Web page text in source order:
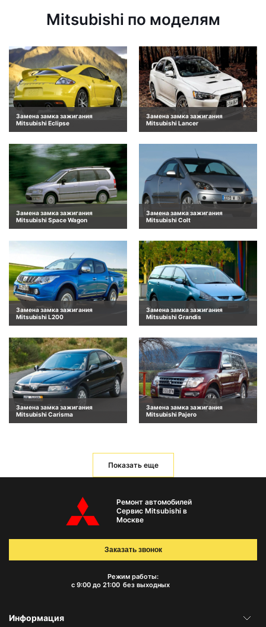
Mitsubishi по моделям
Замена замка зажигания
Mitsubishi Eclipse
Замена замка зажигания
Mitsubishi Lancer
Замена замка зажигания
Mitsubishi Space Wagon
Замена замка зажигания
Mitsubishi Colt
Замена замка зажигания
Mitsubishi L200
Замена замка зажигания
Mitsubishi Grandis
Замена замка зажигания
Mitsubishi Carisma
Замена замка зажигания
Mitsubishi Pajero
Показать еще
Ремонт автомобилей
Сервис Mitsubishi в
Москве
Режим работы:
с 9:00 до 21:00 без выходных
Заказать звонок
Информация